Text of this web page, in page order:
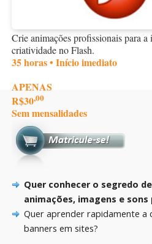
Crie animações profissionais para a
criatividade no Flash.
35 horas • Início imediato
APENAS
R$30,00
Sem mensalidades
Quer conhecer o segredo
animações, imagens e sons
Quer aprender rapidamente a
banners em sites?